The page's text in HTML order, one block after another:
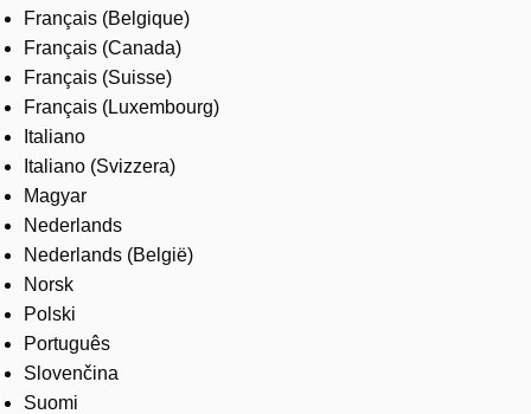
Français (Belgique)
Français (Canada)
Français (Suisse)
Français (Luxembourg)
Italiano
Italiano (Svizzera)
Magyar
Nederlands
Nederlands (België)
Norsk
Polski
Português
Slovenčina
Suomi